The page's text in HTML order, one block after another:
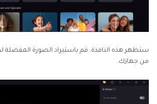
ستظهر هذه النافذة. قم باستيراد الصورة
من جهازك.